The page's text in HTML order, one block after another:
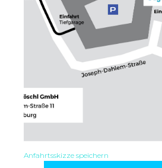
Anfahrtsskizze speichern